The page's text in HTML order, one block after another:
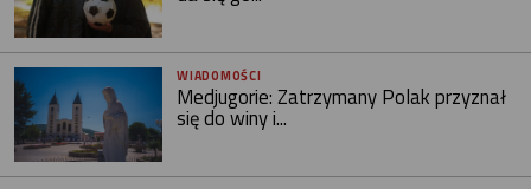
WIADOMOŚCI
Medjugorie: Zatrzymany Polak przyznał
się do winy i...